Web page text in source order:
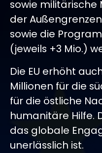
sowie militärische
der
sowie die
(jeweils +3 Mio.)
Die EU erhöht
Millionen für die
für die östliche
humanitäre Hilfe.
das globale
unerlässlich ist.